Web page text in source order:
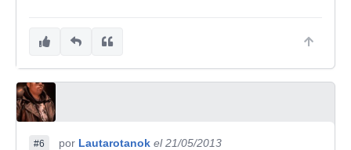
#6 por Lautarotanok el 21/05/2013